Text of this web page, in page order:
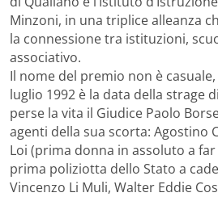
Minzoni, in una triplice alleanza
la connessione tra istituzioni,
associativo.
Il nome del premio non è
luglio 1992 è la data della strage
perse la vita il Giudice Paolo
agenti della sua scorta: Agostino
Loi (prima donna in assoluto a
prima poliziotta dello Stato a
Vincenzo Li Muli, Walter Eddie